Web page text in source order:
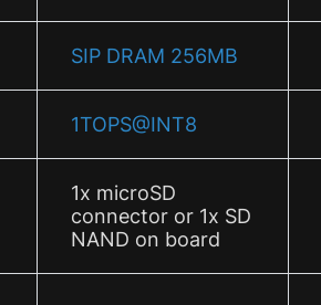
SIP DRAM 256MB
1TOPS@INT8
1x microSD
connector or 1x SD
NAND on board